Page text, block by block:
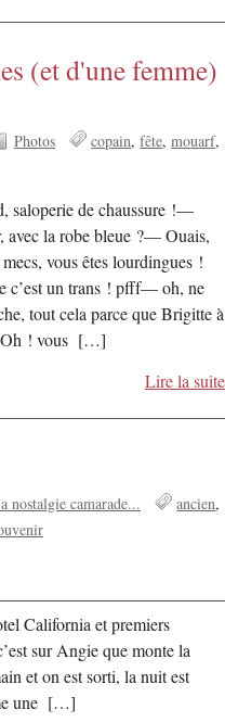
(et d'une femme)
Photos copain fête mouarf
saloperie de chaussure !—
avec la robe bleue ?— Ouais,
vous êtes lourdingues !
c’est un trans ! pfff— oh, ne
tout cela parce que Brigitte à
Oh ! vous […]
Lire la suite
nostalgie camarade...
ancien
California et premiers
sur Angie que monte la
et on est sorti, la nuit est
une […]